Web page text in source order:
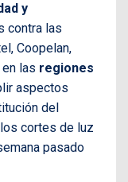
y
contra las
Coopelan,
las regiones
aspectos
del
cortes de luz
pasado